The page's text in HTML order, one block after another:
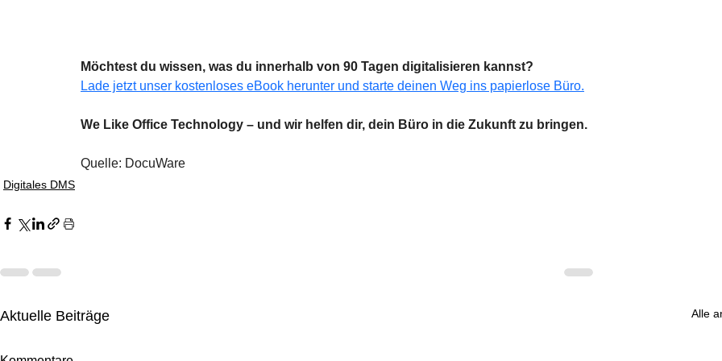
Möchtest du wissen, was du innerhalb von 90 Tagen digitalisieren kannst?
Lade jetzt unser kostenloses eBook herunter und starte deinen Weg ins papierlose Büro.
We Like Office Technology – und wir helfen dir, dein Büro in die Zukunft zu bringen.
Quelle: DocuWare
Digitales DMS
Aktuelle Beiträge Alle